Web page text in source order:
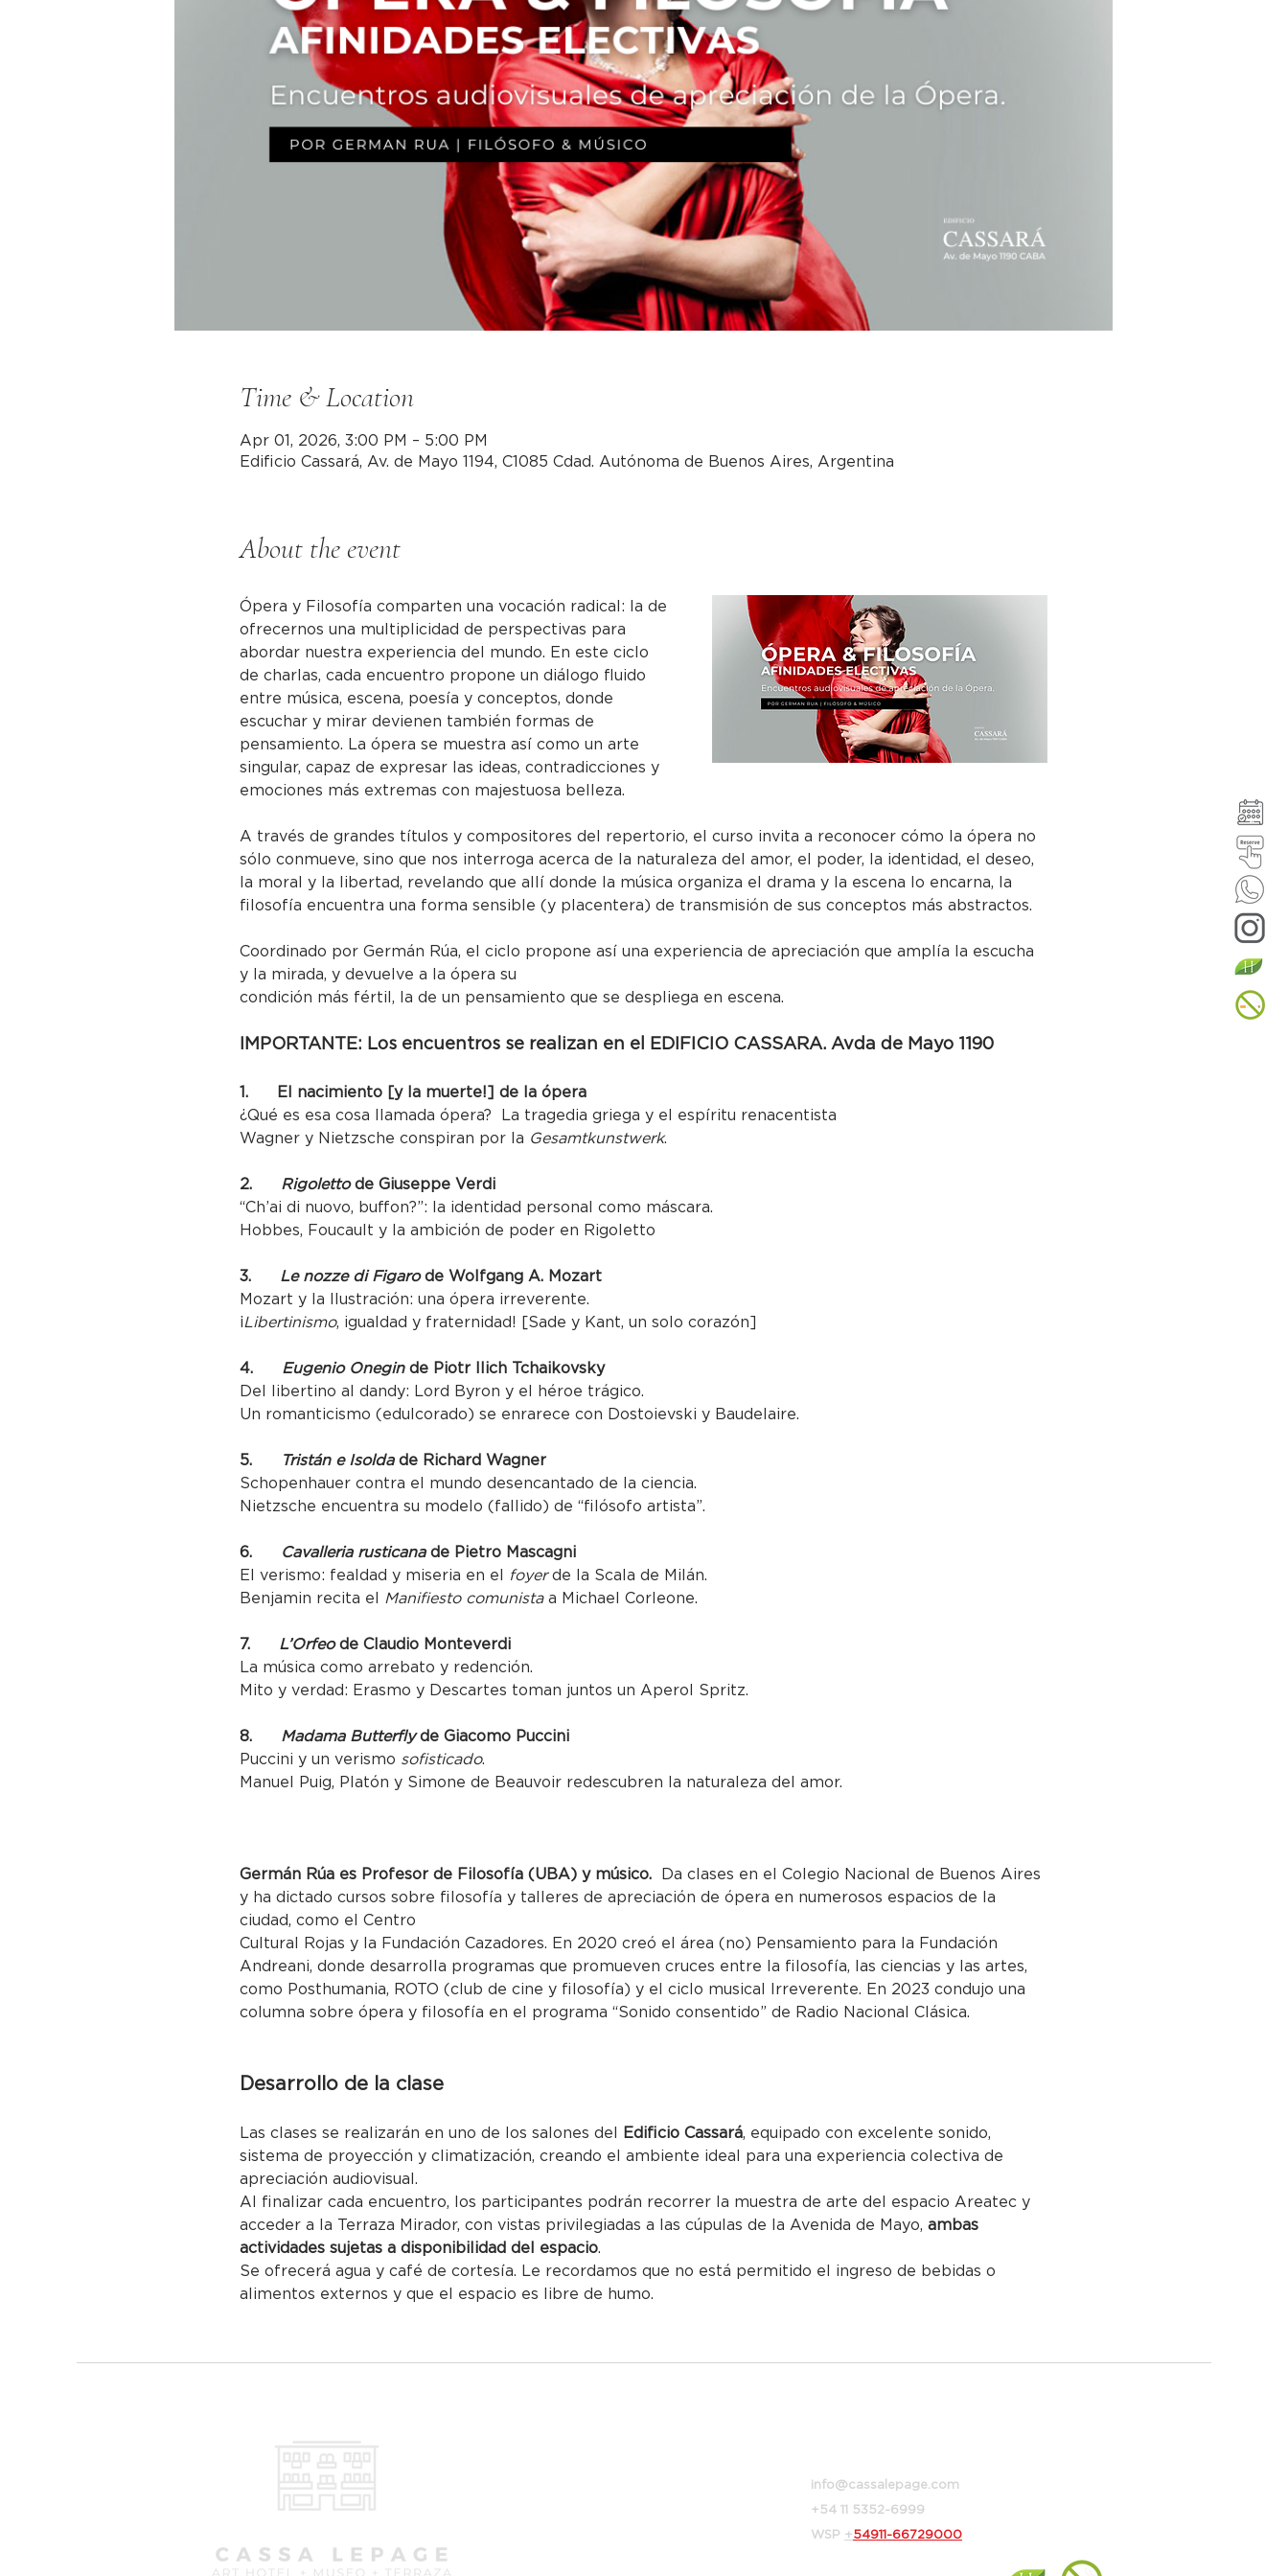
Time & Location
Apr 01, 2026, 3:00 PM – 5:00 PM
Edificio Cassará, Av. de Mayo 1194, C1085 Cdad. Autónoma de Buenos Aires, Argentina
About the event
Ópera y Filosofía comparten una vocación radical: la de
ofrecernos una multiplicidad de perspectivas para
abordar nuestra experiencia del mundo. En este ciclo
de charlas, cada encuentro propone un diálogo fluido
entre música, escena, poesía y conceptos, donde
escuchar y mirar devienen también formas de
pensamiento. La ópera se muestra así como un arte
singular, capaz de expresar las ideas, contradicciones y
emociones más extremas con majestuosa belleza.
A través de grandes títulos y compositores del repertorio, el curso invita a reconocer cómo la ópera no
sólo conmueve, sino que nos interroga acerca de la naturaleza del amor, el poder, la identidad, el deseo,
la moral y la libertad, revelando que allí donde la música organiza el drama y la escena lo encarna, la
filosofía encuentra una forma sensible (y placentera) de transmisión de sus conceptos más abstractos.
Coordinado por Germán Rúa, el ciclo propone así una experiencia de apreciación que amplía la escucha
y la mirada, y devuelve a la ópera su
condición más fértil, la de un pensamiento que se despliega en escena.
IMPORTANTE: Los encuentros se realizan en el EDIFICIO CASSARA. Avda de Mayo 1190
1.      El nacimiento [y la muerte!] de la ópera
¿Qué es esa cosa llamada ópera?  La tragedia griega y el espíritu renacentista
Wagner y Nietzsche conspiran por la Gesamtkunstwerk.
2. Rigoletto de Giuseppe Verdi
“Ch’ai di nuovo, buffon?”: la identidad personal como máscara.
Hobbes, Foucault y la ambición de poder en Rigoletto
3. Le nozze di Figaro de Wolfgang A. Mozart
Mozart y la Ilustración: una ópera irreverente.
¡Libertinismo, igualdad y fraternidad! [Sade y Kant, un solo corazón]
4. Eugenio Onegin de Piotr Ilich Tchaikovsky
Del libertino al dandy: Lord Byron y el héroe trágico.
Un romanticismo (edulcorado) se enrarece con Dostoievski y Baudelaire.
5. Tristán e Isolda de Richard Wagner
Schopenhauer contra el mundo desencantado de la ciencia.
Nietzsche encuentra su modelo (fallido) de “filósofo artista”.
6. Cavalleria rusticana de Pietro Mascagni
El verismo: fealdad y miseria en el foyer de la Scala de Milán.
Benjamin recita el Manifiesto comunista a Michael Corleone.
7. L’Orfeo de Claudio Monteverdi
La música como arrebato y redención.
Mito y verdad: Erasmo y Descartes toman juntos un Aperol Spritz.
8. Madama Butterfly de Giacomo Puccini
Puccini y un verismo sofisticado.
Manuel Puig, Platón y Simone de Beauvoir redescubren la naturaleza del amor.
Germán Rúa es Profesor de Filosofía (UBA) y músico.
Da clases en el Colegio Nacional de Buenos Aires
y ha dictado cursos sobre filosofía y talleres de apreciación de ópera en numerosos espacios de la
ciudad, como el Centro
Cultural Rojas y la Fundación Cazadores. En 2020 creó el área (no) Pensamiento para la Fundación
Andreani, donde desarrolla programas que promueven cruces entre la filosofía, las ciencias y las artes,
como Posthumania, ROTO (club de cine y filosofía) y el ciclo musical Irreverente. En 2023 condujo una
columna sobre ópera y filosofía en el programa “Sonido consentido” de Radio Nacional Clásica.
Desarrollo de la clase
Las clases se realizarán en uno de los salones del Edificio Cassará, equipado con excelente sonido,
sistema de proyección y climatización, creando el ambiente ideal para una experiencia colectiva de
apreciación audiovisual.
Al finalizar cada encuentro, los participantes podrán recorrer la muestra de arte del espacio Areatec y
acceder a la Terraza Mirador, con vistas privilegiadas a las cúpulas de la Avenida de Mayo, ambas
actividades sujetas a disponibilidad del espacio.
Se ofrecerá agua y café de cortesía. Le recordamos que no está permitido el ingreso de bebidas o
alimentos externos y que el espacio es libre de humo.
info@cassalepage.com
+54 11 5352-6999
WSP +54911-66729000